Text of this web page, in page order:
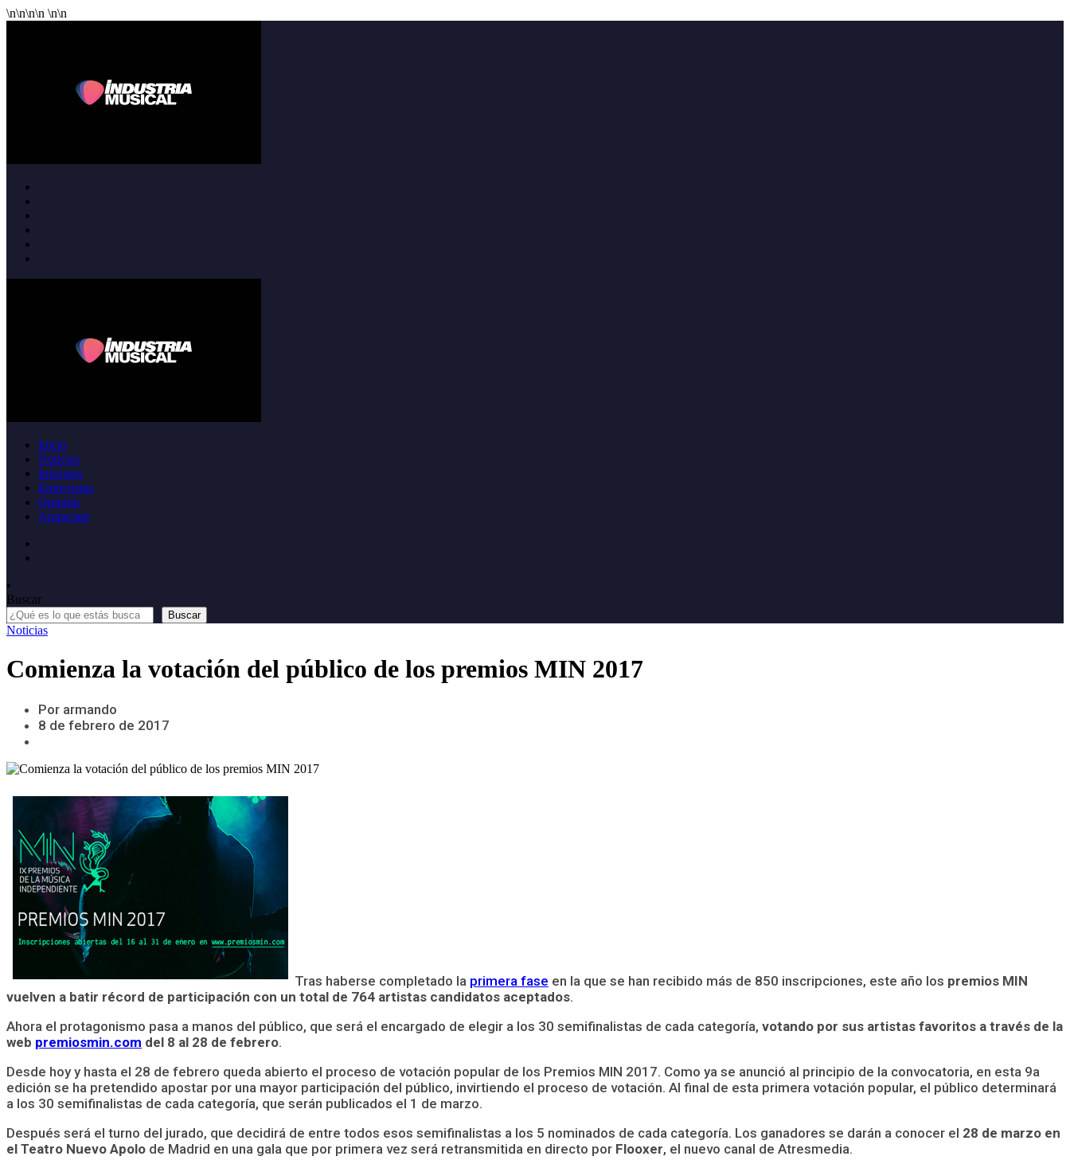
\n\n\n\n \n\n
Inicio
Noticias
Informes
Entrevistas
Opinión
Anúnciate
Buscar
Buscar
Noticias
Comienza la votación del público de los premios MIN 2017
Por armando
8 de febrero de 2017
Tras haberse completado la primera fase en la que se han recibido más de 850 inscripciones, este año los premios MIN
vuelven a batir récord de participación con un total de 764 artistas candidatos aceptados.
Ahora el protagonismo pasa a manos del público, que será el encargado de elegir a los 30 semifinalistas de cada categoría, votando por sus artistas favoritos a través de la
web premiosmin.com del 8 al 28 de febrero.
Desde hoy y hasta el 28 de febrero queda abierto el proceso de votación popular de los Premios MIN 2017. Como ya se anunció al principio de la convocatoria, en esta 9a
edición se ha pretendido apostar por una mayor participación del público, invirtiendo el proceso de votación. Al final de esta primera votación popular, el público determinará
a los 30 semifinalistas de cada categoría, que serán publicados el 1 de marzo.
Después será el turno del jurado, que decidirá de entre todos esos semifinalistas a los 5 nominados de cada categoría. Los ganadores se darán a conocer el 28 de marzo en
el Teatro Nuevo Apolo de Madrid en una gala que por primera vez será retransmitida en directo por Flooxer, el nuevo canal de Atresmedia.